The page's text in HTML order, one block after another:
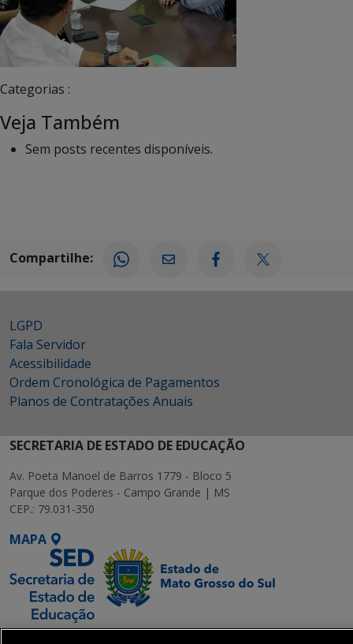
Categorias :
Veja Também
Sem posts recentes disponíveis.
Compartilhe:
LGPD
Fala Servidor
Acessibilidade
Ordem Cronológica de Pagamentos
Planos de Contratações Anuais
SECRETARIA DE ESTADO DE EDUCAÇÃO
Av. Poeta Manoel de Barros 1779 - Bloco 5
Parque dos Poderes - Campo Grande | MS
CEP.: 79.031-350
MAPA